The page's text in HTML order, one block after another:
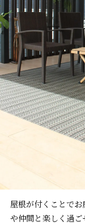
屋根が付くことで
や仲間と楽しく過